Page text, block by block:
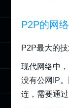
P2P的网
P2P最大的技
现代网络中
没有公网IP
连，需要通过